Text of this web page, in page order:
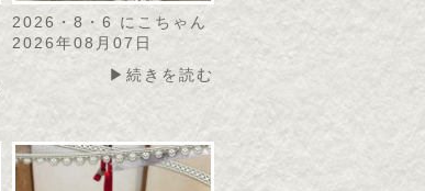
2026・8・6 にこちゃん
2026年08月07日
▶続きを読む